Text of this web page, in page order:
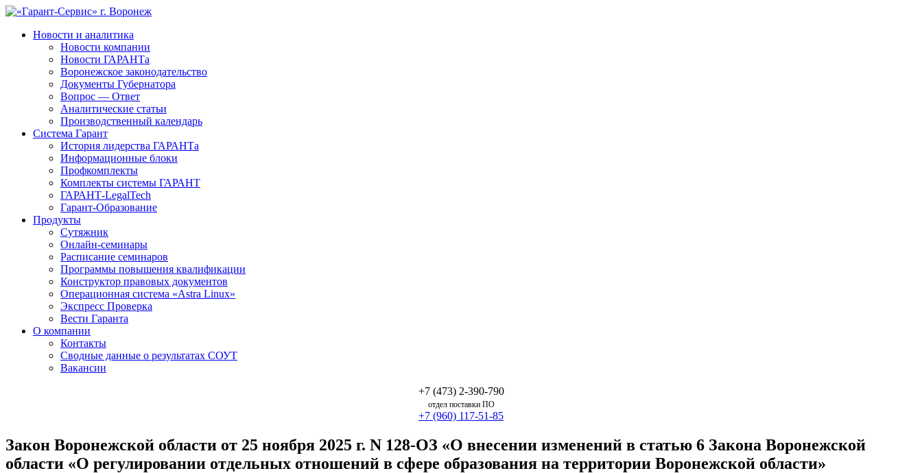
Новости и аналитика
Новости компании
Новости ГАРАНТа
Воронежское законодательство
Документы Губернатора
Вопрос — Ответ
Аналитические статьи
Производственный календарь
Система Гарант
История лидерства ГАРАНТа
Информационные блоки
Профкомплекты
Комплекты системы ГАРАНТ
ГАРАНТ-LegalTech
Гарант-Образование
Продукты
Сутяжник
Онлайн-семинары
Расписание семинаров
Программы повышения квалификации
Конструктор правовых документов
Операционная система «Astra Linux»
Экспресс Проверка
Вести Гаранта
О компании
Контакты
Сводные данные о результатах СОУТ
Вакансии
+7 (473) 2-390-790
отдел поставки ПО
+7 (960) 117-51-85
Закон Воронежской области от 25 ноября 2025 г. N 128-ОЗ «О внесении изменений в статью 6 Закона Воронежской
области «О регулировании отдельных отношений в сфере образования на территории Воронежской области»